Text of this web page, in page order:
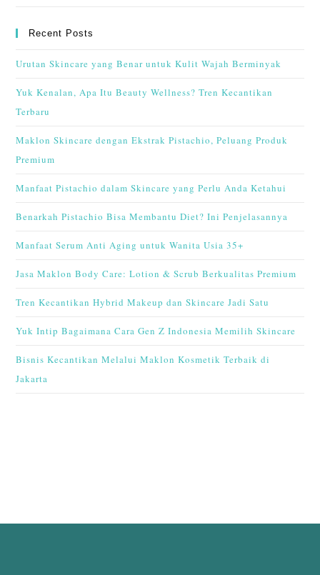
Recent Posts
Urutan Skincare yang Benar untuk Kulit Wajah Berminyak
Yuk Kenalan, Apa Itu Beauty Wellness? Tren Kecantikan
Terbaru
Maklon Skincare dengan Ekstrak Pistachio, Peluang Produk
Premium
Manfaat Pistachio dalam Skincare yang Perlu Anda Ketahui
Benarkah Pistachio Bisa Membantu Diet? Ini Penjelasannya
Manfaat Serum Anti Aging untuk Wanita Usia 35+
Jasa Maklon Body Care: Lotion & Scrub Berkualitas Premium
Tren Kecantikan Hybrid Makeup dan Skincare Jadi Satu
Yuk Intip Bagaimana Cara Gen Z Indonesia Memilih Skincare
Bisnis Kecantikan Melalui Maklon Kosmetik Terbaik di
Jakarta